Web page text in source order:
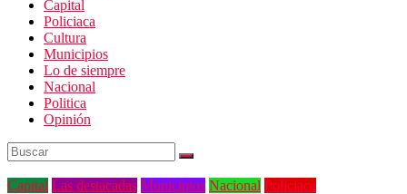
Capital
Policiaca
Cultura
Municipios
Lo de siempre
Nacional
Politica
Opinión
Capital Las destacadas Municipios Nacional Policiaca